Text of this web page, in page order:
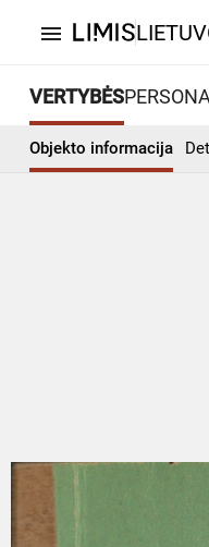
menu
VERTYBĖS
Objekto informacija